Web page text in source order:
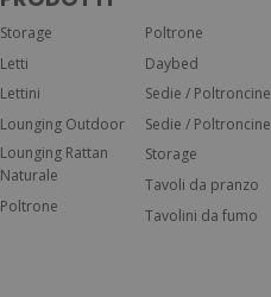
Storage
Letti
Lettini
Lounging Outdoor
Lounging Rattan
Naturale
Poltrone
Poltrone
Daybed
Sedie / Poltroncine
Sedie / Poltroncine
Storage
Tavoli da pranzo
Tavolini da fumo